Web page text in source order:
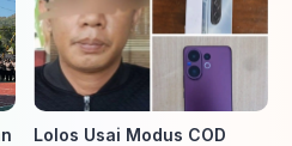
Lolos Usai Modus COD